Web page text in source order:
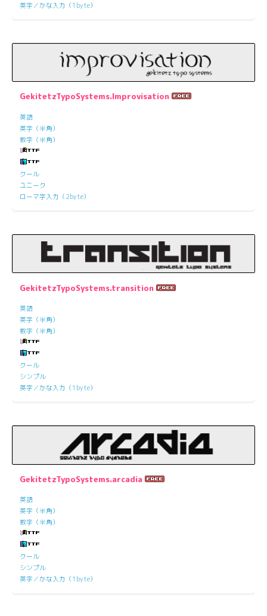
英字／かな入力（1byte）
GekitetzTypoSystems.Improvisation
英語
英字（半角）
数字（半角）
クール
ユニーク
ローマ字入力（2byte）
GekitetzTypoSystems.transition
英語
英字（半角）
数字（半角）
クール
シンプル
英字／かな入力（1byte）
GekitetzTypoSystems.arcadia
英語
英字（半角）
数字（半角）
クール
シンプル
英字／かな入力（1byte）